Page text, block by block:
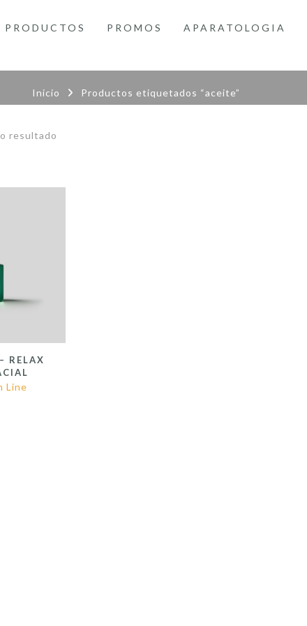
PRODUCTOS PROMOS APARATOLOGIA
Inicio Productos etiquetados “aceite”
resultado
RELAX
Line